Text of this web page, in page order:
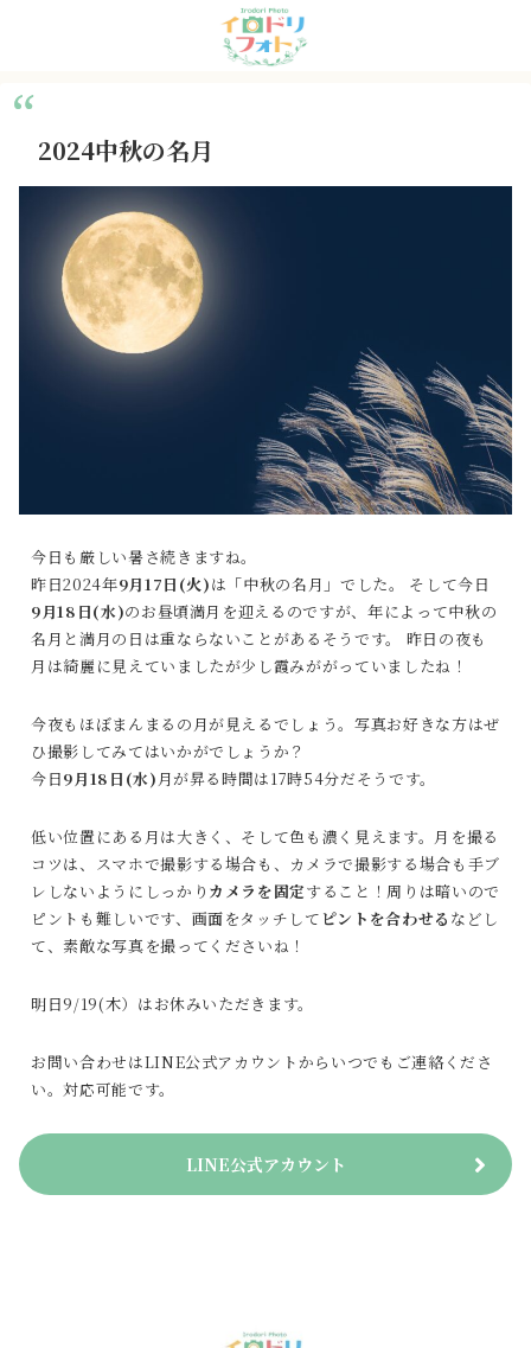
2024中秋の名月
今日も厳しい暑さ続きますね。
昨日2024年9月17日(火)は「中秋の名月」でした。 そして今日
9月18日(水)のお昼頃満月を迎えるのですが、年によって中秋の
名月と満月の日は重ならないことがあるそうです。 昨日の夜も
月は綺麗に見えていましたが少し霞みががっていましたね！
今夜もほぼまんまるの月が見えるでしょう。写真お好きな方はぜ
ひ撮影してみてはいかがでしょうか？
今日9月18日(水)月が昇る時間は17時54分だそうです。
低い位置にある月は大きく、そして色も濃く見えます。月を撮る
コツは、スマホで撮影する場合も、カメラで撮影する場合も手ブ
レしないようにしっかり カメラを固定すること！周りは暗いので
ピントも難しいです、画面をタッチして ピントを合わせる などし
て、素敵な写真を撮ってくださいね！
明日9/19(木）はお休みいただきます。
お問い合わせはLINE公式アカウントからいつでもご連絡くださ
い。対応可能です。
LINE公式アカウント